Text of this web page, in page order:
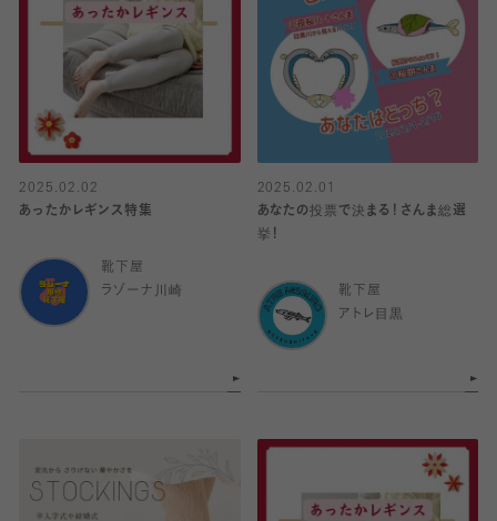
2025.02.02
あったかレギンス特集
靴下屋
ラゾーナ川崎
2025.02.01
あなたの投票で決まる！さんま総選
挙！
靴下屋
アトレ目黒